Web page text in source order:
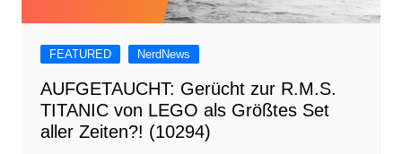
FEATURED NerdNews
AUFGETAUCHT: Gerücht zur R.M.S.
TITANIC von LEGO als Größtes Set
aller Zeiten?! (10294)